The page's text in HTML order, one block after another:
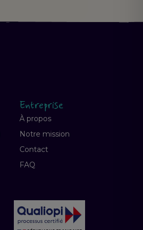
Entreprise
À propos
Notre mission
Contact
FAQ